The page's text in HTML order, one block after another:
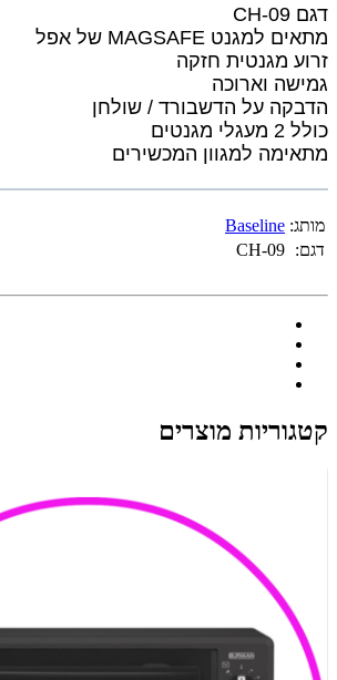
דגם CH-09
מתאים למגנט MAGSAFE של אפל
זרוע מגנטית חזקה
גמישה וארוכה
הדבקה על הדשבורד / שולחן
כולל 2 מעגלי מגנטים
מתאימה למגוון המכשירים
מותג: Baseline
דגם: CH-09
קטגוריות מוצרים